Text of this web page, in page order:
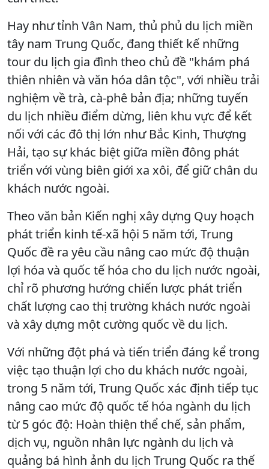
Hay như tỉnh Vân Nam, thủ phủ du lịch miền
tây nam Trung Quốc, đang thiết kế những
tour du lịch gia đình theo chủ đề "khám phá
thiên nhiên và văn hóa dân tộc", với nhiều trải
nghiệm về trà, cà-phê bản địa; những tuyến
du lịch nhiều điểm dừng, liên khu vực để kết
nối với các đô thị lớn như Bắc Kinh, Thượng
Hải, tạo sự khác biệt giữa miền đông phát
triển với vùng biên giới xa xôi, để giữ chân du
khách nước ngoài.
Theo văn bản Kiến nghị xây dựng Quy hoạch
phát triển kinh tế-xã hội 5 năm tới, Trung
Quốc đề ra yêu cầu nâng cao mức độ thuận
lợi hóa và quốc tế hóa cho du lịch nước ngoài,
chỉ rõ phương hướng chiến lược phát triển
chất lượng cao thị trường khách nước ngoài
và xây dựng một cường quốc về du lịch.
Với những đột phá và tiến triển đáng kể trong
việc tạo thuận lợi cho du khách nước ngoài,
trong 5 năm tới, Trung Quốc xác định tiếp tục
nâng cao mức độ quốc tế hóa ngành du lịch
từ 5 góc độ: Hoàn thiện thể chế, sản phẩm,
dịch vụ, nguồn nhân lực ngành du lịch và
quảng bá hình ảnh du lịch Trung Quốc ra thế